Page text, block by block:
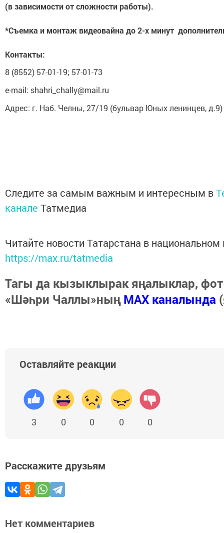
(в зависимости от сложности работы).
*Съемка и монтаж видеовайна до 2-х минут
Контакты:
8 (8552) 57-01-19; 57-01-73
e-mail: shahri_chally@mail.ru
Адрес: г. Наб. Челны, 27/19 (бульвар Юных ленинцев, д.9)
Следите за самым важным и интересным в
канале Татмедиа
Читайте новости Татарстана в
https://max.ru/tatmedia
Тагы да кызыклырак яңалыклар,
«Шәһри Чаллы»ныңMAX каналында
Оставляйте реакции
3 0 0 0 0
Расскажите друзьям
Нет комментариев